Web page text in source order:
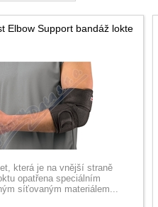
Elbow Support bandáž lokte
která je na vnější straně
opatřena speciálním
síťovaným materiálem...